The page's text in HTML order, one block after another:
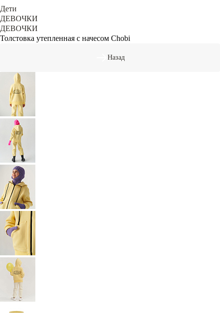
Дети
ДЕВОЧКИ
ДЕВОЧКИ
Толстовка утепленная с начесом Chobi
Назад